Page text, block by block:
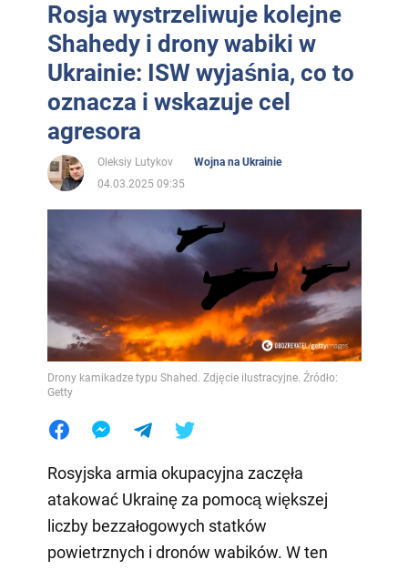
Rosja wystrzeliwuje kolejne
Shahedy i drony wabiki w
Ukrainie: ISW wyjaśnia, co to
oznacza i wskazuje cel
agresora
Oleksiy Lutykov
Wojna na Ukrainie
04.03.2025 09:35
Drony kamikadze typu Shahed. Zdjęcie ilustracyjne. Źródło:
Getty
Rosyjska armia okupacyjna zaczęła
atakować Ukrainę za pomocą większej
liczby bezzałogowych statków
powietrznych i dronów wabików. W ten